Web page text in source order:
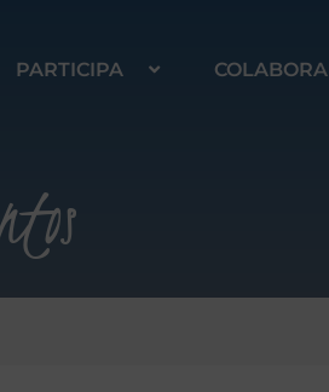
PARTICIPA COLABORA